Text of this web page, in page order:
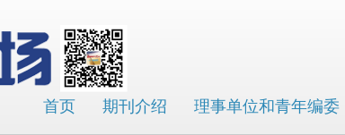
首页 期刊介绍 理事单位和青年编委